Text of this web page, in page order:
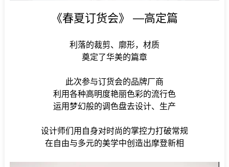
《春夏订货会》 —高定篇
利落的裁剪、廓形，材质
奠定了华美的篇章
此次参与订货会的品牌厂商
利用各种高明度艳丽色彩的流行色
运用梦幻般的调色盘去设计、生产
设计师们用自身对时尚的掌控力打破常规
在自由与多元的美学中创造出摩登新相